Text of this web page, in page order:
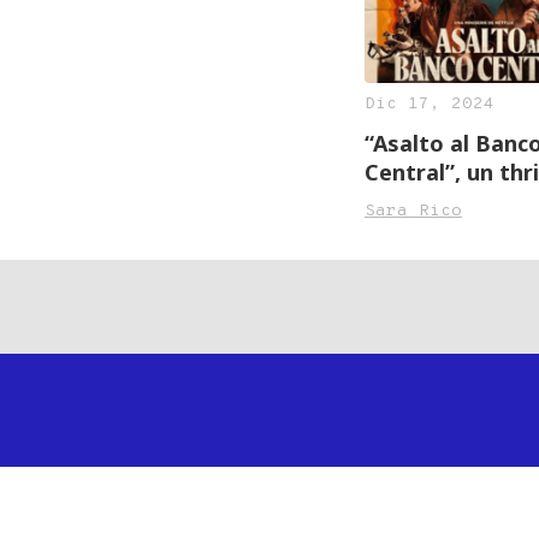
Dic 17, 2024
“Asalto al
Central”, un
inspirado en
Sara Rico